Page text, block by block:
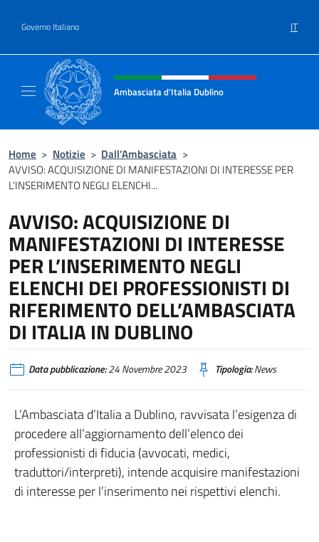
Governo Italiano IT
Intestazione sito, social e menù
Ambasciata d'Italia Dublino
Home > Notizie > Dall’Ambasciata >
AVVISO: ACQUISIZIONE DI MANIFESTAZIONI DI INTERESSE PER
L’INSERIMENTO NEGLI ELENCHI...
AVVISO: ACQUISIZIONE DI
MANIFESTAZIONI DI INTERESSE
PER L’INSERIMENTO NEGLI
ELENCHI DEI PROFESSIONISTI DI
RIFERIMENTO DELL’AMBASCIATA
DI ITALIA IN DUBLINO
Data pubblicazione:24 Novembre 2023 Tipologia:News
L’Ambasciata d’Italia a Dublino, ravvisata l’esigenza di
procedere all’aggiornamento dell’elenco dei
professionisti di fiducia (avvocati, medici,
traduttori/interpreti), intende acquisire manifestazioni
di interesse per l’inserimento nei rispettivi elenchi.